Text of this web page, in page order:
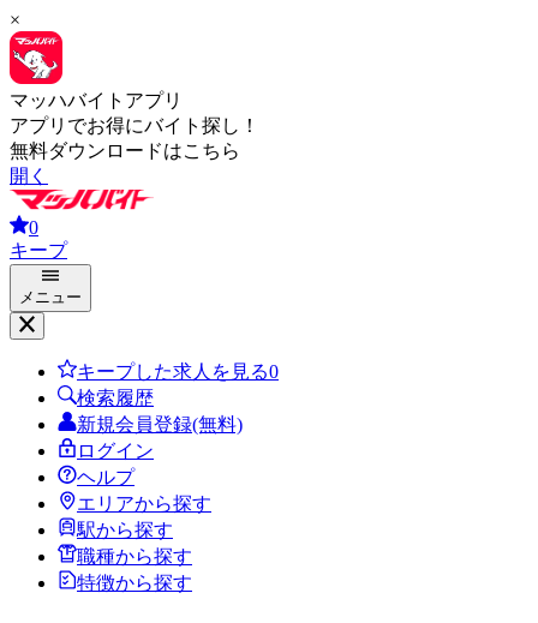
×
マッハバイトアプリ
アプリでお得にバイト探し！
無料ダウンロードはこちら
開く
0
キープ
メニュー
キープした求人を見る0
検索履歴
新規会員登録(無料)
ログイン
ヘルプ
エリアから探す
駅から探す
職種から探す
特徴から探す